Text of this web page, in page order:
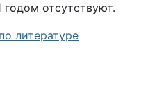
отсутствуют.
литературе